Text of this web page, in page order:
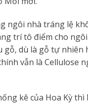
ngôi nhà tráng lệ
trí tô điểm cho
gỗ, dù là gỗ tự nhiên
vẫn là Cellulose
kê của Hoa Kỳ thì